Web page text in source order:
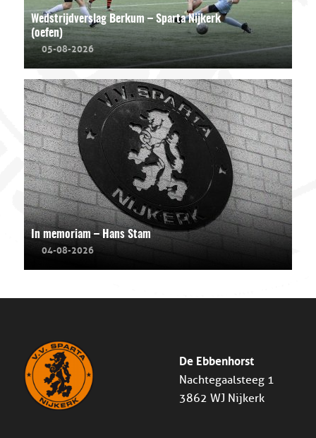
Wedstrijdverslag Berkum – Sparta Nijkerk
(oefen)
05-08-2026
In memoriam – Hans Stam
04-08-2026
De Ebbenhorst
Nachtegaalsteeg 1
3862 WJ Nijkerk